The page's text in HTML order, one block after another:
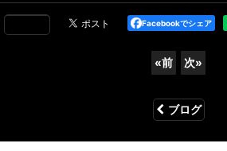
Facebookでシェア
«前 次»
ブログ